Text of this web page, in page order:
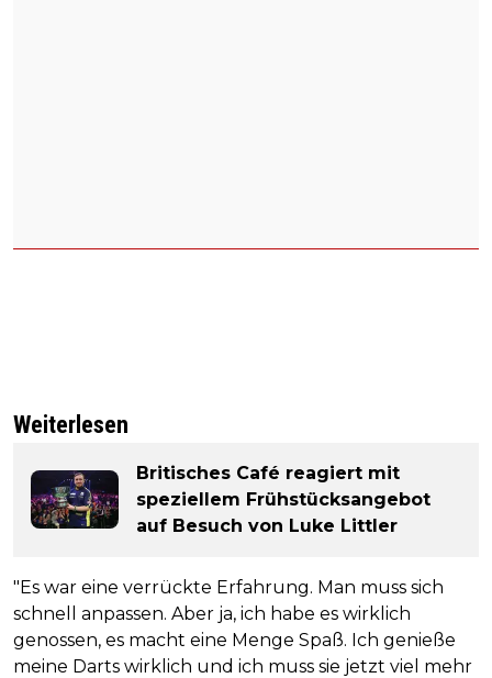
Weiterlesen
Britisches Café reagiert mit
speziellem Frühstücksangebot
auf Besuch von Luke Littler
"Es war eine verrückte Erfahrung. Man muss sich
schnell anpassen. Aber ja, ich habe es wirklich
genossen, es macht eine Menge Spaß. Ich genieße
meine Darts wirklich und ich muss sie jetzt viel mehr